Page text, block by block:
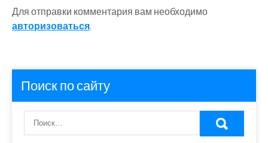
Для отправки комментария вам необходимо
авторизоваться.
Поиск по сайту